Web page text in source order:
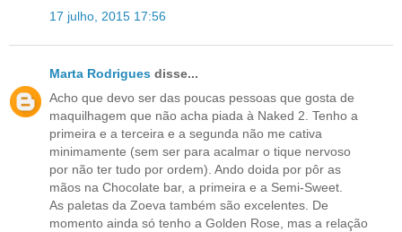
17 julho, 2015 17:56
Marta Rodrigues disse...
Acho que devo ser das poucas pessoas que gosta de
maquilhagem que não acha piada à Naked 2. Tenho a
primeira e a terceira e a segunda não me cativa
minimamente (sem ser para acalmar o tique nervoso
por não ter tudo por ordem). Ando doida por pôr as
mãos na Chocolate bar, a primeira e a Semi-Sweet.
As paletas da Zoeva também são excelentes. De
momento ainda só tenho a Golden Rose, mas a relação